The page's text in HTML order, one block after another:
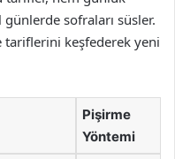
günlerde sofraları süsler.
tariflerini keşfederek yeni
Pişirme
Yöntemi